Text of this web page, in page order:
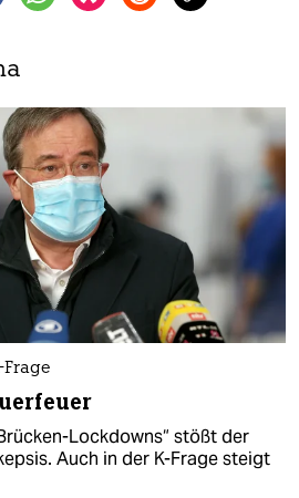
Lockdowns“ stößt der
Auch in der K-Frage steigt